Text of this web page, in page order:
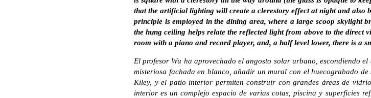
that the artificial lighting will create a clerestory effect at night and also
principle is employed in the dining area, where a large scoop skylight
the hung ceiling helps relate the reflected light from above to the direct
room with a piano and record player, and, a half level lower, there is a
El profesor Wu ha aprovechado el angosto solar urbano, escondiendo
misteriosa fachada en blanco, añadir un mural con el huecograbado
Kiley, y el patio interior permiten construir con grandes áreas de
interior es un complejo espacio de varias cotas, piscina y superficies